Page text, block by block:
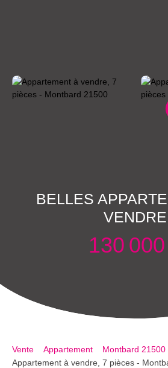
BELLES
VENDRE
130 000
Vente Appartement
Montbard 21500
Appartement à vendre, 7 pièces -